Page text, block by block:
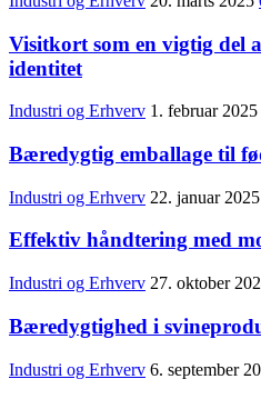
Visitkort som en vigtig del
identitet
Industri og Erhverv 1. februar 2025
Bæredygtig emballage til
Industri og Erhverv 22. januar 2025
Effektiv håndtering med
Industri og Erhverv 27. oktober
Bæredygtighed i
Industri og Erhverv 6. september